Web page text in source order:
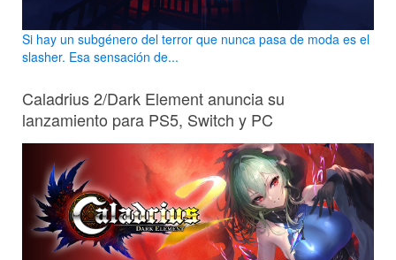
Si hay un subgénero del terror que nunca pasa de moda es el
slasher. Esa sensación de...
Caladrius 2/Dark Element anuncia su
lanzamiento para PS5, Switch y PC